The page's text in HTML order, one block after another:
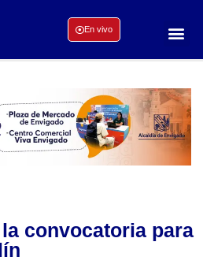
En vivo
convocatoria para